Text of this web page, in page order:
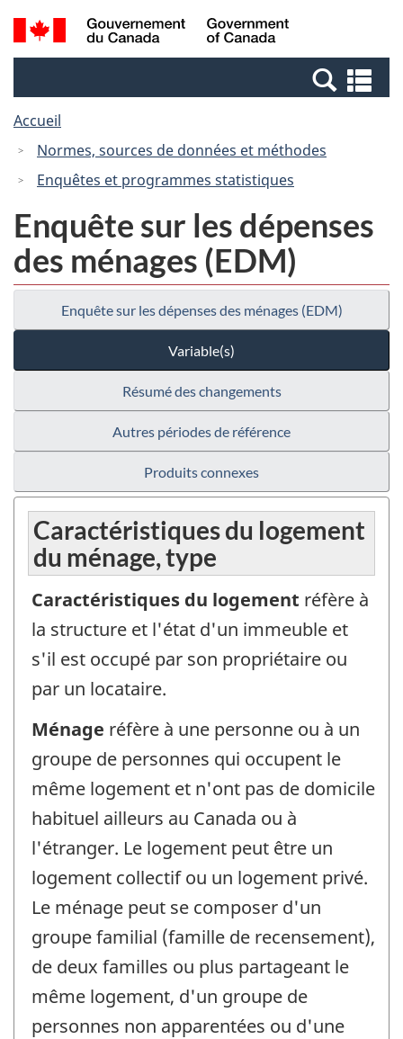
Passer
au
Passer
à
Canada
Recherche
et
et
Accueil
Normes, sources de données et méthodes
Enquêtes et programmes statistiques
Enquête sur les dépenses
des ménages (EDM)
Enquête sur les dépenses des ménages (EDM)
Variable(s)
Résumé des changements
Autres périodes de référence
Produits connexes
Caractéristiques du logement
du ménage, type
Caractéristiques du logement réfère à
la structure et l'état d'un immeuble et
s'il est occupé par son propriétaire ou
par un locataire.
Ménage réfère à une personne ou à un
groupe de personnes qui occupent le
même logement et n'ont pas de domicile
habituel ailleurs au Canada ou à
l'étranger. Le logement peut être un
logement collectif ou un logement privé.
Le ménage peut se composer d'un
groupe familial (famille de recensement),
de deux familles ou plus partageant le
même logement, d'un groupe de
personnes non apparentées ou d'une